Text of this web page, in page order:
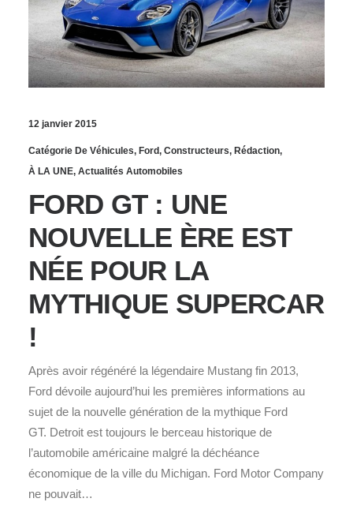
12 janvier 2015
Catégorie De Véhicules, Ford, Constructeurs, Rédaction,
À LA UNE, Actualités Automobiles
FORD GT : UNE
NOUVELLE ÈRE EST
NÉE POUR LA
MYTHIQUE SUPERCAR
!
Après avoir régénéré la légendaire Mustang fin 2013,
Ford dévoile aujourd’hui les premières informations au
sujet de la nouvelle génération de la mythique Ford
GT. Detroit est toujours le berceau historique de
l’automobile américaine malgré la déchéance
économique de la ville du Michigan. Ford Motor Company
ne pouvait…